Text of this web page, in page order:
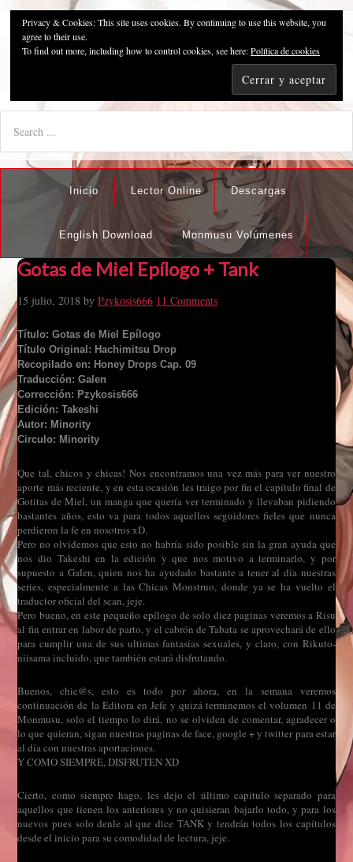
Pzykosis666HFansub
"I'm the best there is at what I do, but what I do best isn't very
Inicio Lector Online Descargas
English Download Monmusu Volúmenes
Gotas de Miel Epílogo + Tank
15 julio, 2018 byPzykosis666 11 Comments
Título: Gotas de Miel Epílogo
Título Original: Hachimitsu Drop
Recopilado en: Honey Drops Cap. 09
Traducción: Galen
Corrección: Pzykosis666
Edición: Takeshi
Autor: Minority
Circulo: Minority
Que tal, chicos y chicas! Nos encontramos una vez más para ver nuestro
aporte más reciente, y en esta ocasión les traigo por fin el capítulo final de
Gotitas de Miel, un manga que quería ver terminado y llevaban pidiendo
bastantes años, esto va para todos aquellos seguidores fieles que nunca
perdieron la fe en nosotros xD.
Pero no olvidemos que esto no habría sido posible sin la gran ayuda que
nos dio Takeshi en la edición y que nos motivo a terminarlo, y por
supuesto a Galen, quien nos ha ayudado bastante a tener al día nuestras
series, especialmente a las Chicas Monstruo, donde ya se ha vuelto el
traductor oficial del scan, jeje.
Pero bueno, en este pequeño epílogo de solo diez paginas veremos a Risu
al fin entrar en labor de parto, y el cabrón de Tabata se aprovechará de ello
para cumplir una de sus ultimas fantasías sexuales, y claro, con Rikuto-
niisama incluido, que también estará disfrutando.
Buenos, chic@s, esto es todo por ahora, en la semana veremos
continuación de la Editora en Jefe y quizá terminemos el volumen 11 de
Monmusu, solo el tiempo lo dirá, no se olviden de comentar, agradecer o
lo que quieran, sigan nuestras paginas de face, google + y twitter para estar
al día con nuestras aportaciones.
Y COMO SIEMPRE, DISFRUTEN XD
Cierto, como siempre hago, les dejo el último capitulo separado para
aquellos que tienen los anteriores y no quisieran bajarlo todo, y para los
nuevos pues solo denle al que dice TANK y tendrán todos los capítulos
desde el inicio para su comodidad de lectura, jeje.
Privacy & Cookies: This site uses cookies. By continuing to use this website, you
agree to their use.
To find out more, including how to control cookies, see here:Política de cookies